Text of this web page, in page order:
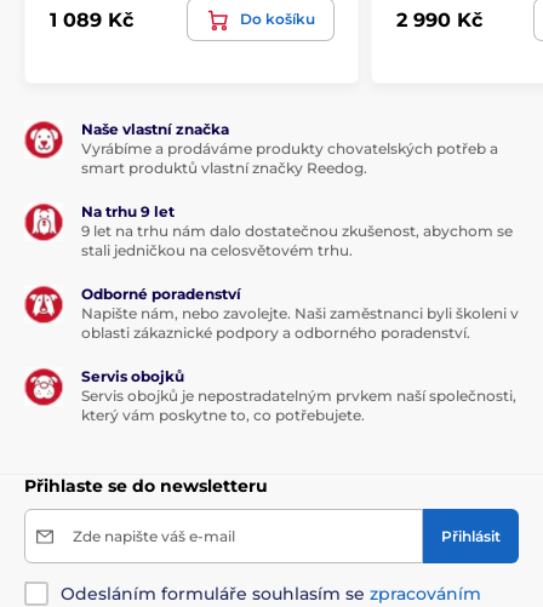
1 089 Kč Do košíku 2 990 Kč
Naše vlastní značka
Vyrábíme a prodáváme produkty chovatelských potřeb a
smart produktů vlastní značky Reedog.
Na trhu 9 let
9 let na trhu nám dalo dostatečnou zkušenost, abychom se
stali jedničkou na celosvětovém trhu.
Odborné poradenství
Napište nám, nebo zavolejte. Naši zaměstnanci byli školeni v
oblasti zákaznické podpory a odborného poradenství.
Servis obojků
Servis obojků je nepostradatelným prvkem naší společnosti,
který vám poskytne to, co potřebujete.
Přihlaste se do newsletteru
Zde napište váš e-mail Přihlásit
Odesláním formuláře souhlasím se zpracováním